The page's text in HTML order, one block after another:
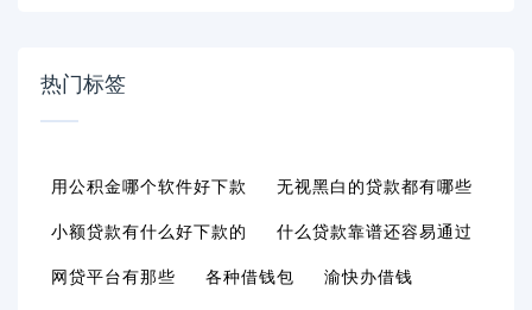
热门标签
用公积金哪个软件好下款 无视黑白的贷款都有哪些
小额贷款有什么好下款的 什么贷款靠谱还容易通过
网贷平台有那些 各种借钱包 渝快办借钱